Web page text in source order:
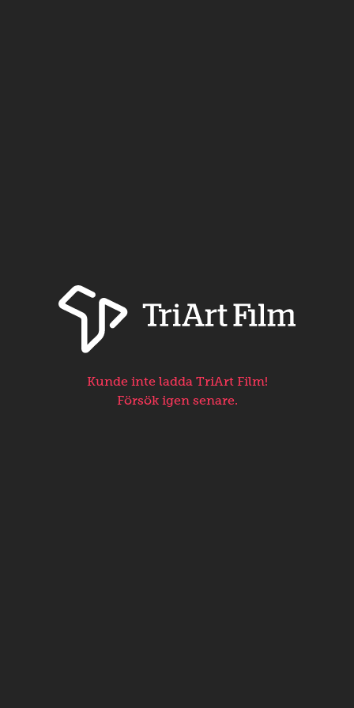
Kunde inte ladda TriArt Film!
Försök igen senare.